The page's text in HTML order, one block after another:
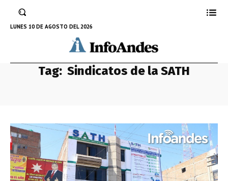
LUNES 10 DE AGOSTO DEL 2026
Tag: Sindicatos de la SATH